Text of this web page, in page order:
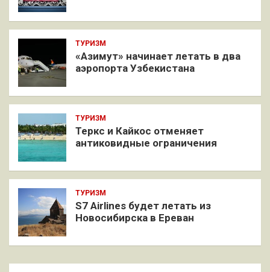
ТУРИЗМ
«Азимут» начинает летать в два
аэропорта Узбекистана
ТУРИЗМ
Теркс и Кайкос отменяет
антиковидные ограничения
ТУРИЗМ
S7 Airlines будет летать из
Новосибирска в Ереван